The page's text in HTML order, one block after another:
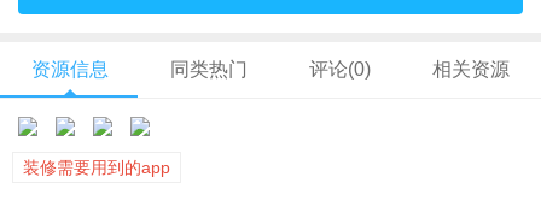
资源信息 同类热门 评论(0) 相关资源
装修需要用到的app